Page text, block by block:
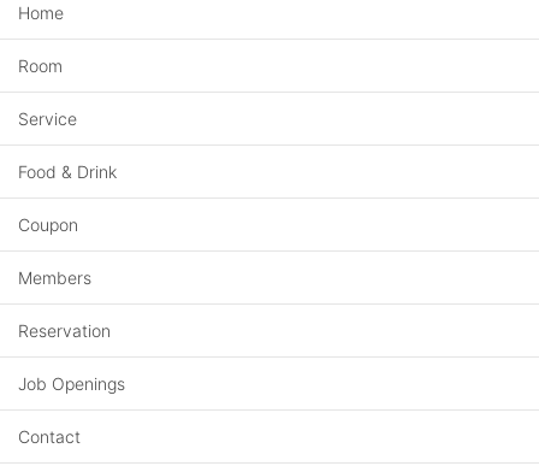
Home
Room
Service
Food & Drink
Coupon
Members
Reservation
Job Openings
Contact